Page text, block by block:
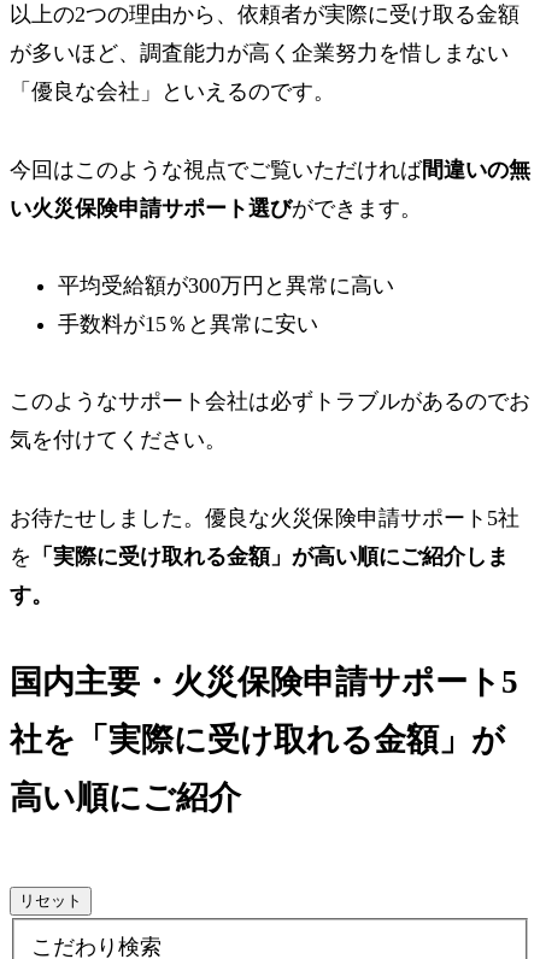
以上の2つの理由から、依頼者が実際に受け取る金額
が多いほど、 調査能力が高く企業努力を惜しまない
「優良な会社」
といえるのです。
今回はこのような視点でご覧いただければ間違いの無
い火災保険申請サポート選びができます。
平均受給額が300万円と異常に高い
手数料が15％と異常に安い
このようなサポート会社は必ずトラブルがあるのでお
気を付けてください。
お待たせしました。優良な火災保険申請サポート5社
を 「実際に受け取れる金額」が高い順にご紹介しま
す。
国内主要・火災保険申請サポート5
社を「実際に受け取れる金額」が
高い順にご紹介
リセット
こだわり検索